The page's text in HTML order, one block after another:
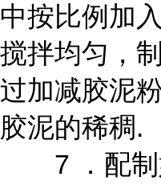
中按比例加
搅拌均匀，
过加减胶泥
胶泥的稀稠.
7 ．配制